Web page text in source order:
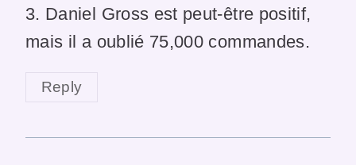
3. Daniel Gross est peut-être positif,
mais il a oublié 75,000 commandes.
Reply